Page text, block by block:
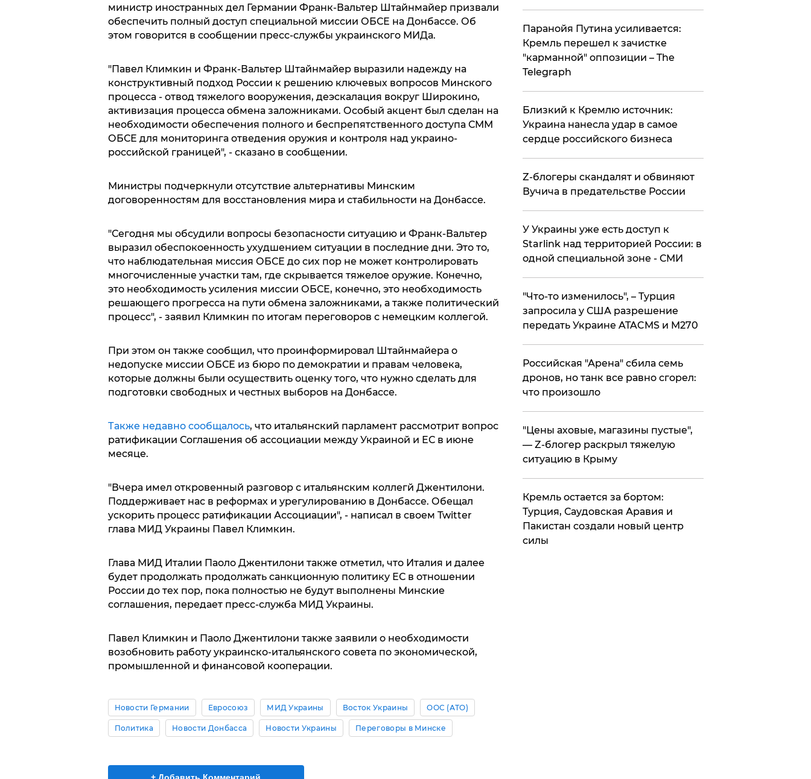
министр иностранных дел Германии Франк-Вальтер Штайнмайер призвали
обеспечить полный доступ специальной миссии ОБСЕ на Донбассе. Об
этом говорится в сообщении пресс-службы украинского МИДа.
"Павел Климкин и Франк-Вальтер Штайнмайер выразили надежду на
конструктивный подход России к решению ключевых вопросов Минского
процесса - отвод тяжелого вооружения, деэскалация вокруг Широкино,
активизация процесса обмена заложниками. Особый акцент был сделан на
необходимости обеспечения полного и беспрепятственного доступа СММ
ОБСЕ для мониторинга отведения оружия и контроля над украино-
российской границей", - сказано в сообщении.
Министры подчеркнули отсутствие альтернативы Минским
договоренностям для восстановления мира и стабильности на Донбассе.
"Сегодня мы обсудили вопросы безопасности ситуацию и Франк-Вальтер
выразил обеспокоенность ухудшением ситуации в последние дни. Это то,
что наблюдательная миссия ОБСЕ до сих пор не может контролировать
многочисленные участки там, где скрывается тяжелое оружие. Конечно,
это необходимость усиления миссии ОБСЕ, конечно, это необходимость
решающего прогресса на пути обмена заложниками, а также политический
процесс", - заявил Климкин по итогам переговоров с немецким коллегой.
При этом он также сообщил, что проинформировал Штайнмайера о
недопуске миссии ОБСЕ из бюро по демократии и правам человека,
которые должны были осуществить оценку того, что нужно сделать для
подготовки свободных и честных выборов на Донбассе.
Также недавно сообщалось, что итальянский парламент рассмотрит вопрос
ратификации Соглашения об ассоциации между Украиной и ЕС в июне
месяце.
"Вчера имел откровенный разговор с итальянским коллегй Джентилони.
Поддерживает нас в реформах и урегулированию в Донбассе. Обещал
ускорить процесс ратификации Ассоциации", - написал в своем Twitter
глава МИД Украины Павел Климкин.
Глава МИД Италии Паоло Джентилони также отметил, что Италия и далее
будет продолжать продолжать санкционную политику ЕС в отношении
России до тех пор, пока полностью не будут выполнены Минские
соглашения, передает пресс-служба МИД Украины.
Павел Климкин и Паоло Джентилони также заявили о необходимости
возобновить работу украинско-итальянского совета по экономической,
промышленной и финансовой кооперации.
Новости Германии Евросоюз МИД Украины Восток Украины ООС (АТО)
Политика Новости Донбасса Новости Украины Переговоры в Минске
Паранойя Путина усиливается:
Кремль перешел к зачистке
"карманной" оппозиции – The
Telegraph
Близкий к Кремлю источник:
Украина нанесла удар в самое
сердце российского бизнеса
Z-блогеры скандалят и обвиняют
Вучича в предательстве России
У Украины уже есть доступ к
Starlink над территорией России: в
одной специальной зоне - СМИ
​"Что-то изменилось", – Турция
запросила у США разрешение
передать Украине ATACMS и M270
​Российская "Арена" сбила семь
дронов, но танк все равно сгорел:
что произошло
​"Цены аховые, магазины пустые",
— Z-блогер раскрыл тяжелую
ситуацию в Крыму
​Кремль остается за бортом:
Турция, Саудовская Аравия и
Пакистан создали новый центр
силы